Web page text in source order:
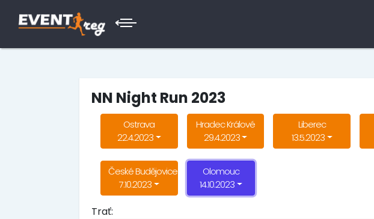
NN Night Run 2023
Ostrava
22.4.2023
Hradec Králové
29.4.2023
Liberec
13.5.2023
České Budějovice
7.10.2023
Olomouc
14.10.2023
Trať: